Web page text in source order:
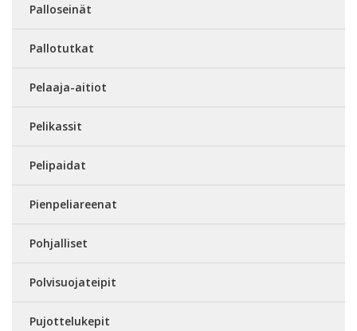
Palloseinät
Pallotutkat
Pelaaja-aitiot
Pelikassit
Pelipaidat
Pienpeliareenat
Pohjalliset
Polvisuojateipit
Pujottelukepit